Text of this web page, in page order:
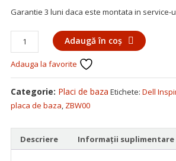
Garantie 3 luni daca este montata in service-
Cantitate
Placa
de
baza
Dell
Inspiron
ZBW00
Adaugă în coș
Adauga la favorite
Categorie: Placi de baza Etichete: Dell
placa de baza, ZBW00
Descriere Informații suplimentare